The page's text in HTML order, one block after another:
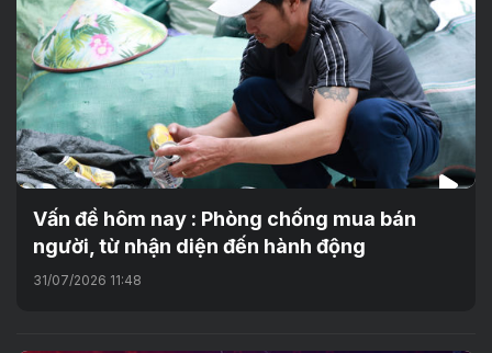
Vấn đề hôm nay : Phòng chống mua bán
người, từ nhận diện đến hành động
31/07/2026 11:48